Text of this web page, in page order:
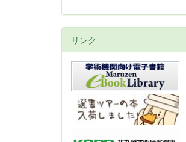
リンク